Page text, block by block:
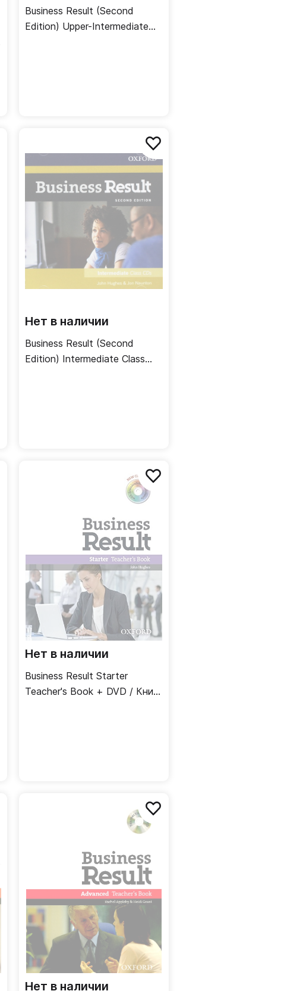
Business Result (Second
Edition) Upper-Intermediate
Нет в наличии
Business Result (Second
Edition) Intermediate Class
Нет в наличии
Business Result Starter
Teacher's Book + DVD / Книга
Нет в наличии